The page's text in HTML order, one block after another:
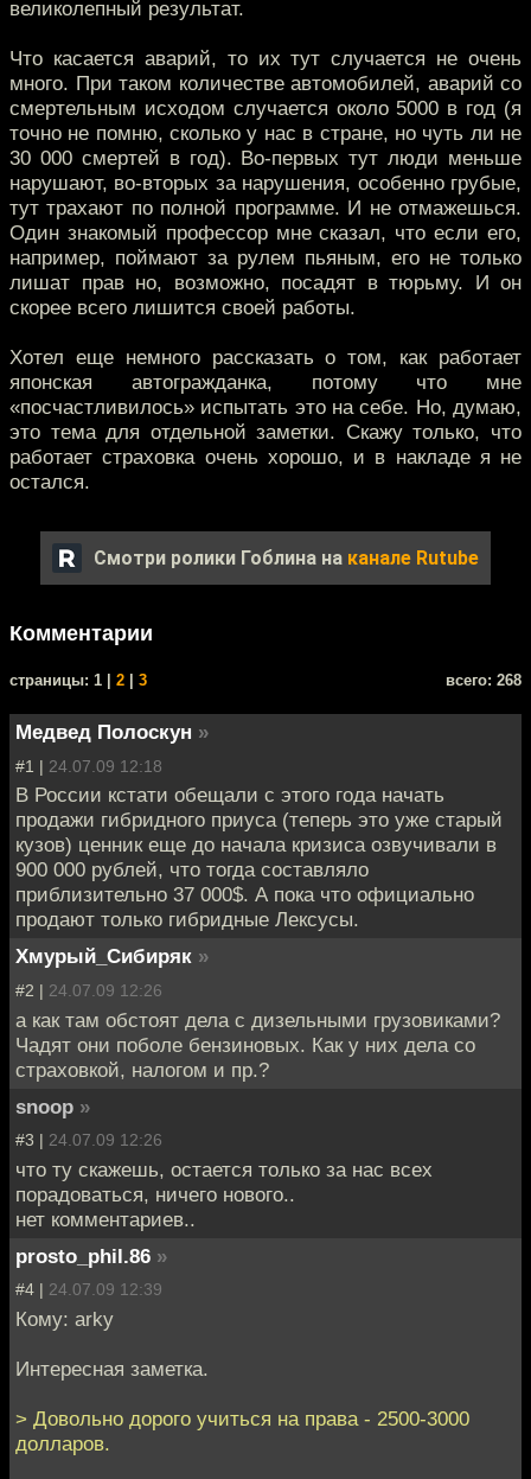
великолепный результат.
Что касается аварий, то их тут случается не очень
много. При таком количестве автомобилей, аварий со
смертельным исходом случается около 5000 в год (я
точно не помню, сколько у нас в стране, но чуть ли не
30 000 смертей в год). Во-первых тут люди меньше
нарушают, во-вторых за нарушения, особенно грубые,
тут трахают по полной программе. И не отмажешься.
Один знакомый профессор мне сказал, что если его,
например, поймают за рулем пьяным, его не только
лишат прав но, возможно, посадят в тюрьму. И он
скорее всего лишится своей работы.
Хотел еще немного рассказать о том, как работает
японская автогражданка, потому что мне
«посчастливилось» испытать это на себе. Но, думаю,
это тема для отдельной заметки. Скажу только, что
работает страховка очень хорошо, и в накладе я не
остался.
Смотри ролики Гоблина на канале Rutube
Комментарии
cтраницы: 1 | 2 3 всего: 268
Медвед Полоскун »
#1 | 24.07.09 12:18
В России кстати обещали с этого года начать
продажи гибридного приуса (теперь это уже старый
кузов) ценник еще до начала кризиса озвучивали в
900 000 рублей, что тогда составляло
приблизительно 37 000$. А пока что официально
продают только гибридные Лексусы.
Хмурый_Сибиряк »
#2 | 24.07.09 12:26
а как там обстоят дела с дизельными грузовиками?
Чадят они поболе бензиновых. Как у них дела со
страховкой, налогом и пр.?
snoop »
#3 | 24.07.09 12:26
что ту скажешь, остается только за нас всех
порадоваться, ничего нового..
нет комментариев..
prosto_phil.86 »
#4 | 24.07.09 12:39
Кому: arky
Интересная заметка.
> Довольно дорого учиться на права - 2500-3000
долларов.